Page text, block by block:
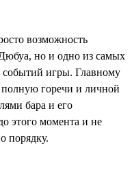
возможность
но и одно из самых
игры. Главному
горечи и личной
бара и его
этого момента и не
порядку.